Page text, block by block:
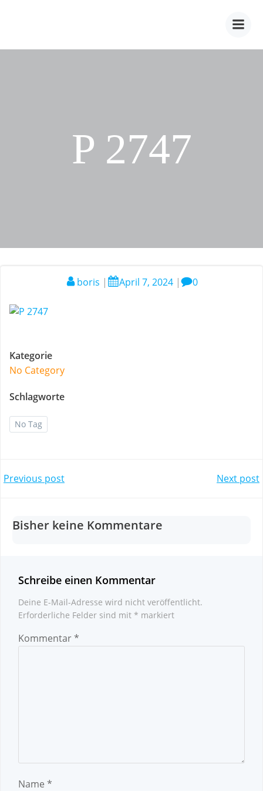
P 2747
boris | April 7, 2024 | 0
Kategorie
No Category
Schlagworte
No Tag
Post
navigation
Previous post
navigation
Next post
Bisher keine Kommentare
Schreibe einen Kommentar
Deine E-Mail-Adresse wird nicht veröffentlicht.
Erforderliche Felder sind mit * markiert
Kommentar*
Name *